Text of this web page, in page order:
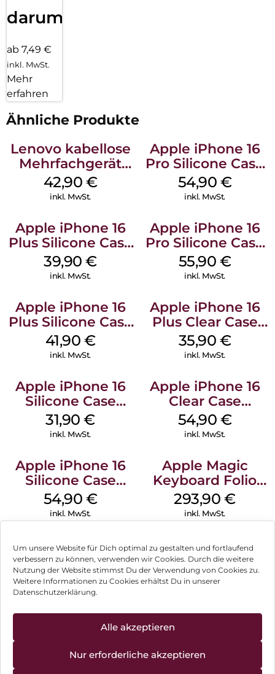
Um unsere Website für Dich optimal zu gestalten und fortlaufend
verbessern zu können, verwenden wir Cookies. Durch die weitere
Nutzung der Website stimmst Du der Verwendung von Cookies zu.
Weitere Informationen zu Cookies erhältst Du in unserer
Datenschutzerklärung.
Alle akzeptieren
Nur erforderliche akzeptieren
darum!
ab 7,49 €
inkl. MwSt.
Mehr
erfahren
Ähnliche Produkte
Lenovo kabellose
Mehrfachgerät
Luna Grey
42,90 €
inkl. MwSt.
Apple iPhone 16
Pro Silicone Case
MagSafe Black
54,90 €
inkl. MwSt.
Apple iPhone 16
Plus Silicone Case
MagSafe Plum
39,90€
inkl. MwSt.
Apple iPhone 16
Pro Silicone Case
MagSafe Stone
Gray
55,90 €
inkl. MwSt.
Apple iPhone 16
Plus Silicone Case
MagSafe Stone
Gray
41,90 €
inkl. MwSt.
Apple iPhone 16
Plus Clear Case
MagSafe
Transparent
35,90 €
inkl. MwSt.
Apple iPhone 16
Silicone Case
MagSafe Fuchsia
31,90€
inkl. MwSt.
Apple iPhone 16
Clear Case
MagSafe
Transparent
54,90 €
inkl. MwSt.
Apple iPhone 16
Silicone Case
MagSafe Black
54,90 €
inkl. MwSt.
Apple Magic
Keyboard Folio
iPad 10.9″ (10.Gen.)
Weiß
293,90€
inkl. MwSt.
Impressum
Hinweis zur Batterieentsorgung
Können wir Dir behilflich sein?